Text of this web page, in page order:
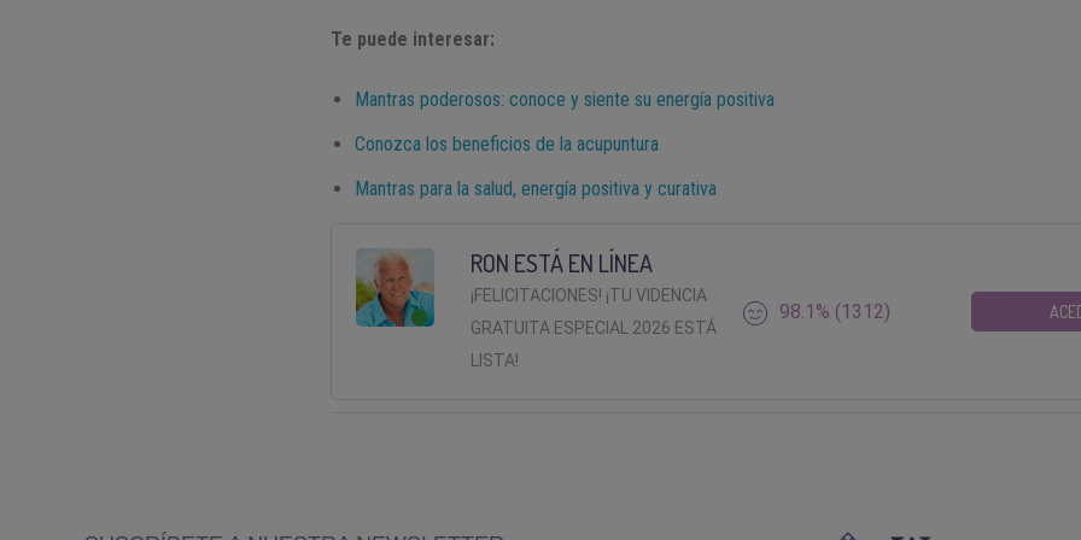
Te puede interesar:
Mantras poderosos: conoce y siente su energía positiva
Conozca los beneficios de la acupuntura
Mantras para la salud, energía positiva y curativa
RON ESTÁ EN LÍNEA
¡FELICITACIONES! ¡TU VIDENCIA
GRATUITA ESPECIAL 2026 ESTÁ
LISTA!
98.1% (1312)